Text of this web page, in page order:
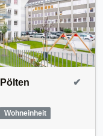
Wohneinheit
✔